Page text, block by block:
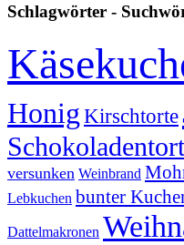
Schlagwörter -
Honig Kirschtorte
versunken Weinbrand
Lebkuchen bunter
Dattelmakronen